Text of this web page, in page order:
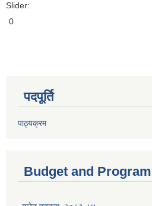
Slider:
0
पदपूर्ति
पाठ्यक्रम
Budget and Program